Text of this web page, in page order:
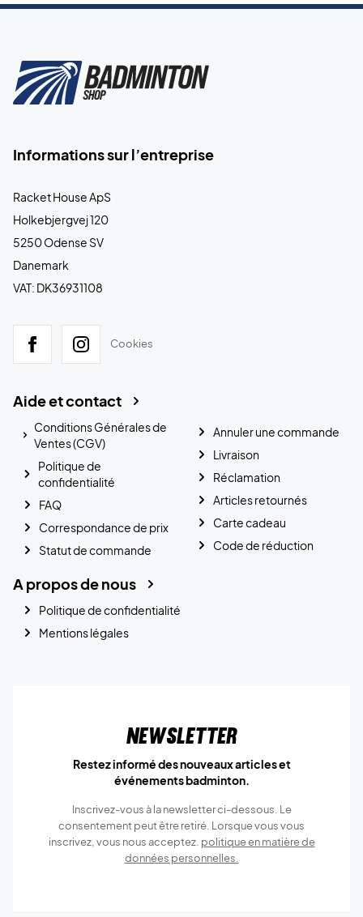
Informations sur l’entreprise
Racket House ApS
Holkebjergvej 120
5250 Odense SV
Danemark
VAT: DK36931108
Cookies
Aide et contact
Conditions Générales de
Ventes (CGV)
Politique de
confidentialité
FAQ
Correspondance de prix
Statut de commande
Annuler une commande
Livraison
Réclamation
Articles retournés
Carte cadeau
Code de réduction
A propos de nous
Politique de confidentialité
Mentions légales
Newsletter
Restez informé des nouveaux articles et
événements badminton.
Inscrivez-vous à la newsletter ci-dessous. Le
consentement peut être retiré. Lorsque vous vous
inscrivez, vous nous acceptez. politique en matière de
données personnelles.